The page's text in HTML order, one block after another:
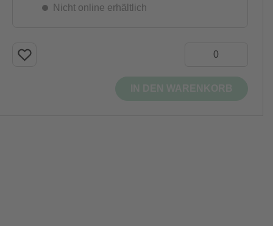
Nicht online erhältlich